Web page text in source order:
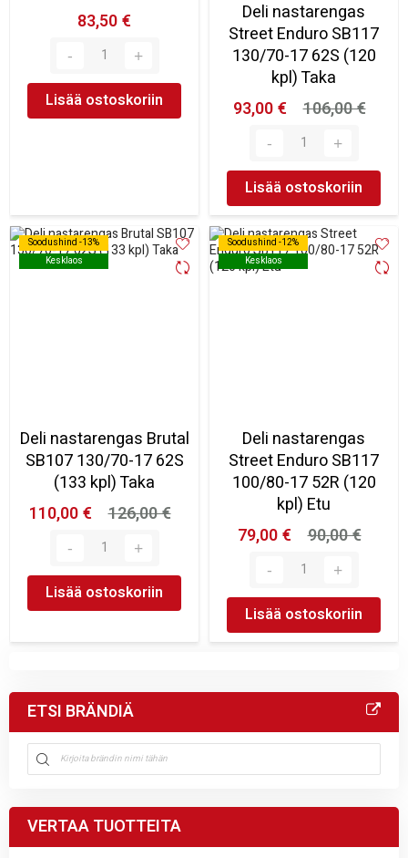
83,50 €
Lisää ostoskoriin
Deli nastarengas
Street Enduro SB117
130/70-17 62S (120
kpl) Taka
93,00 €
106,00 €
Lisää ostoskoriin
Soodushind -13%
Kesklaos
Soodushind -13%
Kesklaos
Deli nastarengas Brutal
SB107 130/70-17 62S
(133 kpl) Taka
110,00 €
126,00 €
Lisää ostoskoriin
Soodushind -12%
Kesklaos
Soodushind -12%
Kesklaos
Deli nastarengas
Street Enduro SB117
100/80-17 52R (120
kpl) Etu
79,00 €
90,00 €
Lisää ostoskoriin
ETSI BRÄNDIÄ
VERTAA TUOTTEITA